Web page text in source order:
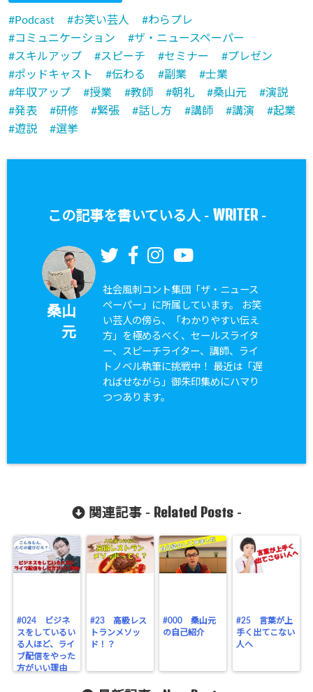
Podcast お笑い芸人
わらプレ
コミュニケーション
ザ・ニュースペーパー
スキルアップ
スピーチ セミナー
プレゼン
ポッドキャスト
伝わる 副業
士業
年収アップ
授業 教師 朝礼 桑山元
演説
発表
研修 緊張 話し方 講師 講演
起業
遊説
選挙
この記事を書いている人 - WRITER-
桑山
元
社会風刺コント集団「ザ・ニュース
ペーパー」に所属しています。 お笑
い芸人の傍ら、「わかりやすい伝え
方」を極めるべく、セールスライタ
ー、スピーチライター、講師、ライ
トノベル執筆に挑戦中！ 最近は「遅
ればせながら」御朱印集めにハマり
つつあります。
関連記事 - Related Posts-
#024 ビジネ
スをしているい
る人ほど、ライ
ブ配信をやった
方がいい理由
#23 高級レス
トランメソッ
ド！？
#000 桑山元
の自己紹介
#25 言葉が上
手く出てこない
人へ